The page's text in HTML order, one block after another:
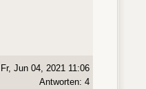
Fr, Jun 04, 2021 11:06
Antworten: 4